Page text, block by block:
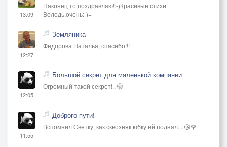
13:09
Наконец то,поздравляю!:-)Красивые стихи
Володь,очень:-)+
12:27
Земляника
Фёдорова Наталья, спасибо!!!
12:05
Большой секрет для маленькой компании
Огромный такой секрет!.. 🤫
11:55
Доброго пути!
Вспомнил Светку, как сквозняк юбку ей поднял... 😘🌹